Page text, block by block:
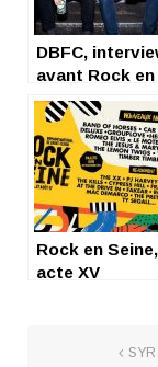
DBFC,
avant Rock en
seine 2017
Rock en Seine,
acte XV
SYR